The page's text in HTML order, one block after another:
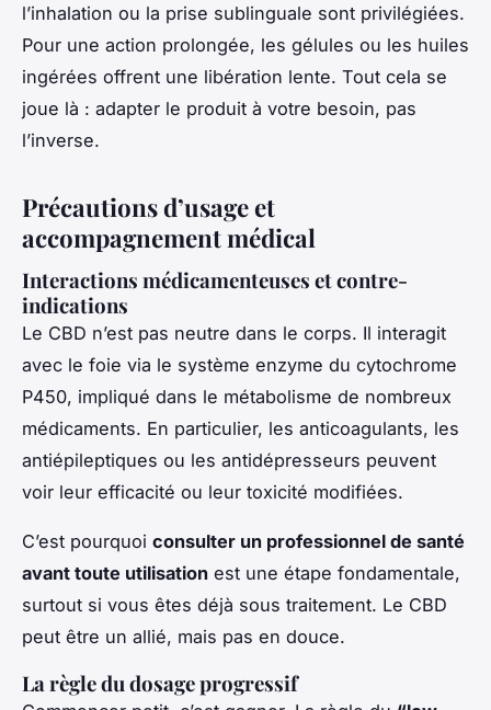
l’inhalation ou la prise sublinguale sont privilégiées.
Pour une action prolongée, les gélules ou les huiles
ingérées offrent une libération lente. Tout cela se
joue là : adapter le produit à votre besoin, pas
l’inverse.
Précautions d’usage et
accompagnement médical
Interactions médicamenteuses et contre-
indications
Le CBD n’est pas neutre dans le corps. Il interagit
avec le foie via le système enzyme du cytochrome
P450, impliqué dans le métabolisme de nombreux
médicaments. En particulier, les anticoagulants, les
antiépileptiques ou les antidépresseurs peuvent
voir leur efficacité ou leur toxicité modifiées.
C’est pourquoi consulter un professionnel de santé
avant toute utilisation est une étape fondamentale,
surtout si vous êtes déjà sous traitement. Le CBD
peut être un allié, mais pas en douce.
La règle du dosage progressif